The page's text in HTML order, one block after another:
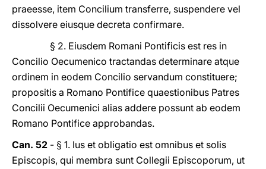
praeesse, item Concilium transferre, suspendere vel
dissolvere eiusque decreta confirmare.
§ 2. Eiusdem Romani Pontificis est res in
Concilio Oecumenico tractandas determinare atque
ordinem in eodem Concilio servandum constituere;
propositis a Romano Pontifice quaestionibus Patres
Concilii Oecumenici alias addere possunt ab eodem
Romano Pontifice approbandas.
Can. 52 - § 1. Ius et obligatio est omnibus et solis
Episcopis, qui membra sunt Collegii Episcoporum, ut